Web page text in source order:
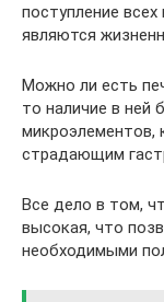
поступление
являются
Можно ли есть
то наличие в ней
микроэлементов,
страдающим
Все дело в том,
высокая, что
необходимыми